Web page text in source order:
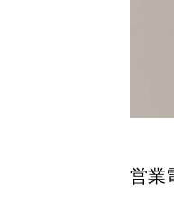
営業